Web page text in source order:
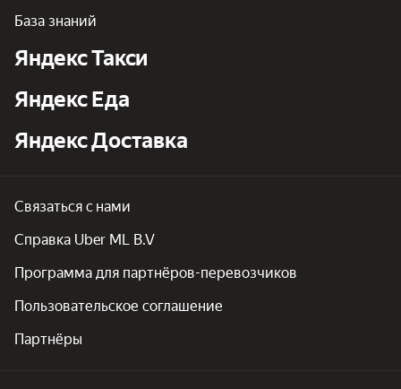
База знаний
Яндекс Такси
Яндекс Еда
Яндекс Доставка
Связаться с нами
Справка Uber ML B.V
Программа для партнёров-перевозчиков
Пользовательское соглашение
Партнёры